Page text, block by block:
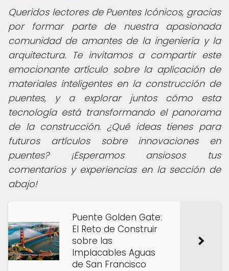
Queridos lectores de Puentes Icónicos, gracias
por formar parte de nuestra apasionada
comunidad de amantes de la ingeniería y la
arquitectura. Te invitamos a compartir este
emocionante artículo sobre la aplicación de
materiales inteligentes en la construcción de
puentes, y a explorar juntos cómo esta
tecnología está transformando el panorama
de la construcción. ¿Qué ideas tienes para
futuros artículos sobre innovaciones en
puentes? ¡Esperamos ansiosos tus
comentarios y experiencias en la sección de
abajo!
Puente Golden Gate:
El Reto de Construir
sobre las
Implacables Aguas
de San Francisco